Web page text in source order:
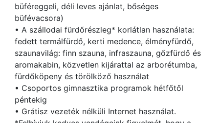
büféreggeli, déli leves ajánlat, bőséges
büfévacsora)
• A szállodai fürdőrészleg* korlátlan használata:
fedett termálfürdő, kerti medence, élményfürdő,
szaunavilág: finn szauna, infraszauna, gőzfürdő és
aromakabin, közvetlen kijárattal az arborétumba,
fürdőköpeny és törölköző használat
• Csoportos gimnasztika programok hétfőtől
péntekig
• Grátisz vezeték nélküli Internet használat.